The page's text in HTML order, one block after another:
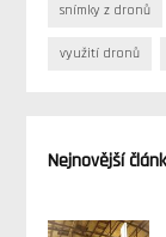
snímky z dronů
využití dronů
Nejnovější